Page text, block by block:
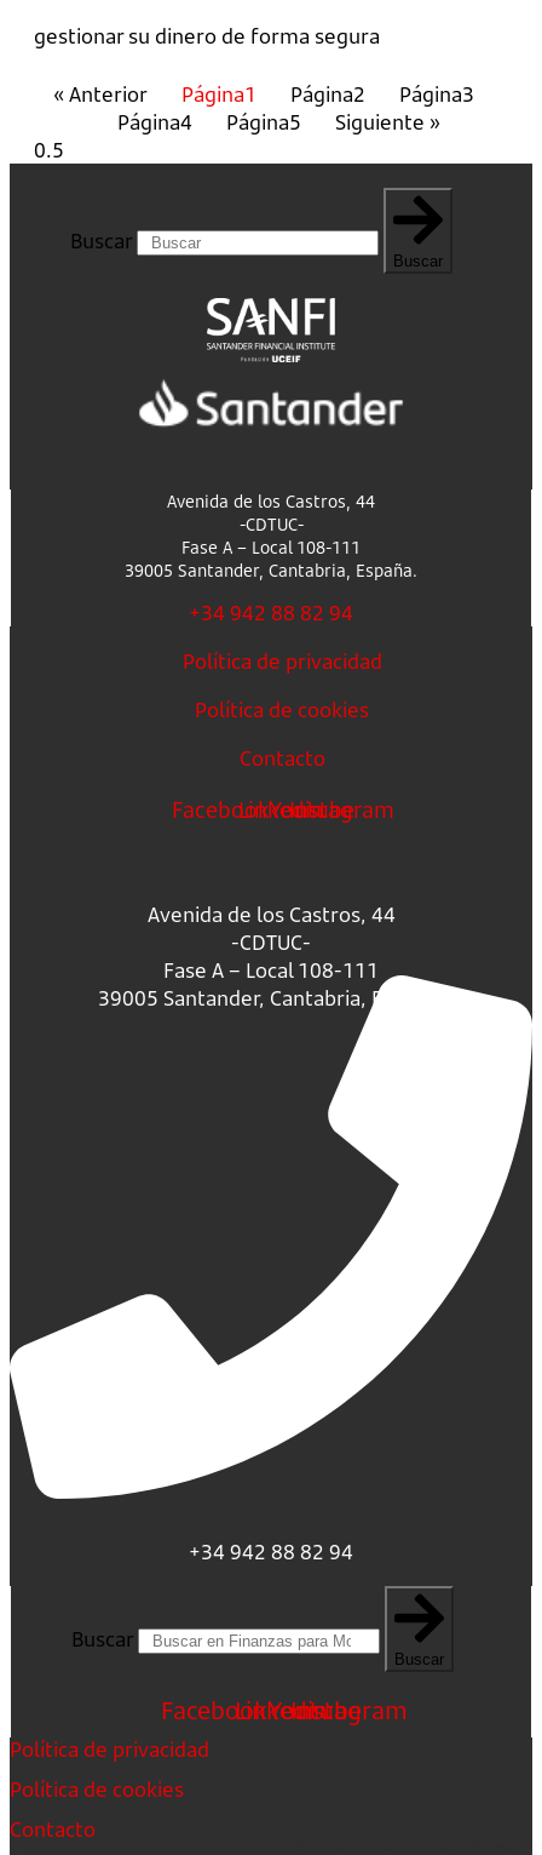
gestionar su dinero de forma segura
« Anterior Página1 Página2 Página3
Página4 Página5 Siguiente »
Buscar
Buscar
Avenida de los Castros, 44
-CDTUC-
Fase A – Local 108-111
39005 Santander, Cantabria, España.
+34 942 88 82 94
Política de privacidad
Política de cookies
Contacto
FacebookLinkedin
Youtube
Instagram
Avenida de los Castros, 44
-CDTUC-
Fase A – Local 108-111
39005 Santander, Cantabria, España.
+34 942 88 82 94
Buscar
Buscar
FacebookLinkedin
Youtube
Instagram
Política de privacidad
Política de cookies
Contacto